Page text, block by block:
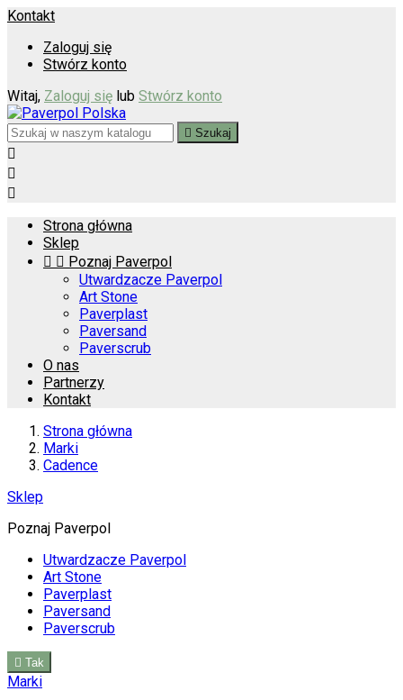
Kontakt
Zaloguj się
Stwórz konto
Witaj, Zaloguj się lub Stwórz konto
 Szukaj



Strona główna
Sklep
  Poznaj Paverpol
Utwardzacze Paverpol
Art Stone
Paverplast
Paversand
Paverscrub
O nas
Partnerzy
Kontakt
Strona główna
Marki
Cadence
Sklep
Poznaj Paverpol
Utwardzacze Paverpol
Art Stone
Paverplast
Paversand
Paverscrub
 Tak
Marki